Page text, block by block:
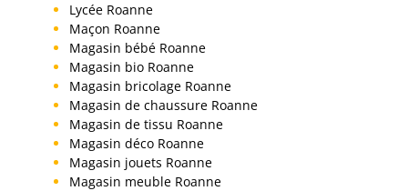
Lycée Roanne
Maçon Roanne
Magasin bébé Roanne
Magasin bio Roanne
Magasin bricolage Roanne
Magasin de chaussure Roanne
Magasin de tissu Roanne
Magasin déco Roanne
Magasin jouets Roanne
Magasin meuble Roanne